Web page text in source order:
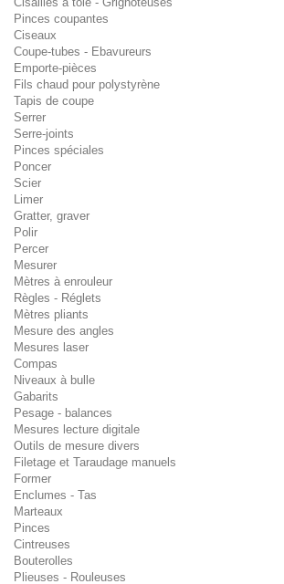
Pinces coupantes
Ciseaux
Coupe-tubes - Ebavureurs
Emporte-pièces
Fils chaud pour polystyrène
Tapis de coupe
Serrer
Serre-joints
Pinces spéciales
Poncer
Scier
Limer
Gratter, graver
Polir
Percer
Mesurer
Mètres à enrouleur
Règles - Réglets
Mètres pliants
Mesure des angles
Mesures laser
Compas
Niveaux à bulle
Gabarits
Pesage - balances
Mesures lecture digitale
Outils de mesure divers
Filetage et Taraudage manuels
Former
Enclumes - Tas
Marteaux
Pinces
Cintreuses
Bouterolles
Plieuses - Rouleuses